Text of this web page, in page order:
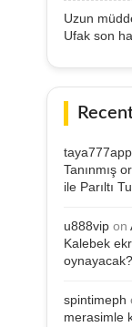
Uzun
Ufak son
taya777app
Tanınmış
ile Parıltı
u888vip on
Kalebek
oynayacak?
spintimeph
merasimle